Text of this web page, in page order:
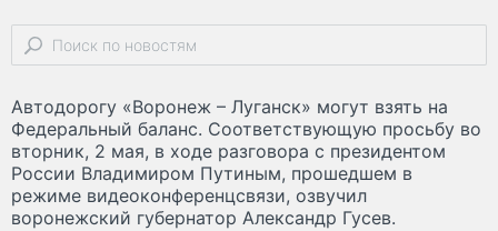
Автодорогу «Воронеж – Луганск» могут взять на
Федеральный баланс. Соответствующую просьбу во
вторник, 2 мая, в ходе разговора с президентом
России Владимиром Путиным, прошедшем в
режиме видеоконференцсвязи, озвучил
воронежский губернатор Александр Гусев.